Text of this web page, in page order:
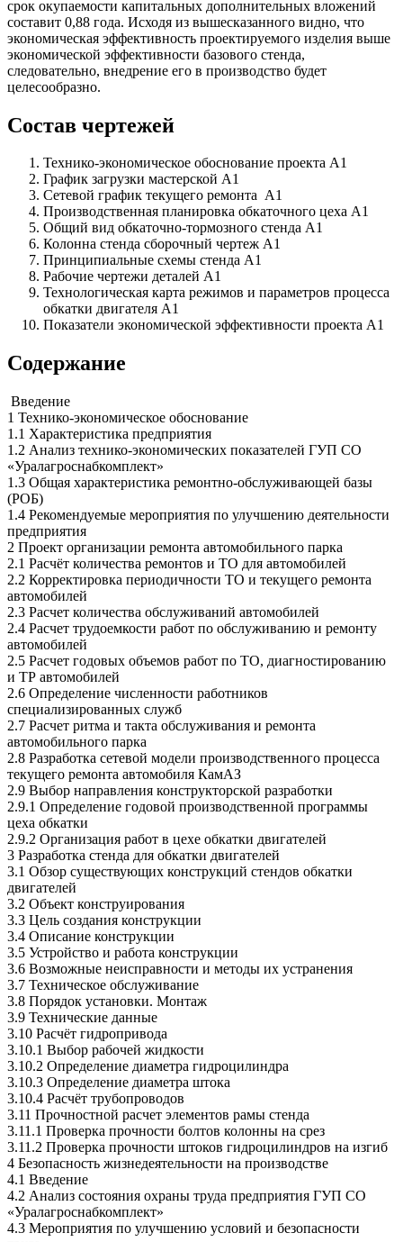
срок окупаемости капитальных дополнительных вложений
составит 0,88 года. Исходя из вышесказанного видно, что
экономическая эффективность проектируемого изделия выше
экономической эффективности базового стенда,
следовательно, внедрение его в производство будет
целесообразно.
Состав чертежей
Технико-экономическое обоснование проекта А1
График загрузки мастерской А1
Сетевой график текущего ремонта А1
Производственная планировка обкаточного цеха А1
Общий вид обкаточно-тормозного стенда А1
Колонна стенда сборочный чертеж А1
Принципиальные схемы стенда А1
Рабочие чертежи деталей А1
Технологическая карта режимов и параметров процесса
обкатки двигателя А1
Показатели экономической эффективности проекта А1
Содержание
Введение
1 Технико-экономическое обоснование
1.1 Характеристика предприятия
1.2 Анализ технико-экономических показателей ГУП СО
«Уралагроснабкомплект»
1.3 Общая характеристика ремонтно-обслуживающей базы
(РОБ)
1.4 Рекомендуемые мероприятия по улучшению деятельности
предприятия
2 Проект организации ремонта автомобильного парка
2.1 Расчёт количества ремонтов и ТО для автомобилей
2.2 Корректировка периодичности ТО и текущего ремонта
автомобилей
2.3 Расчет количества обслуживаний автомобилей
2.4 Расчет трудоемкости работ по обслуживанию и ремонту
автомобилей
2.5 Расчет годовых объемов работ по ТО, диагностированию
и ТР автомобилей
2.6 Определение численности работников
специализированных служб
2.7 Расчет ритма и такта обслуживания и ремонта
автомобильного парка
2.8 Разработка сетевой модели производственного процесса
текущего ремонта автомобиля КамАЗ
2.9 Выбор направления конструкторской разработки
2.9.1 Определение годовой производственной программы
цеха обкатки
2.9.2 Организация работ в цехе обкатки двигателей
3 Разработка стенда для обкатки двигателей
3.1 Обзор существующих конструкций стендов обкатки
двигателей
3.2 Объект конструирования
3.3 Цель создания конструкции
3.4 Описание конструкции
3.5 Устройство и работа конструкции
3.6 Возможные неисправности и методы их устранения
3.7 Техническое обслуживание
3.8 Порядок установки. Монтаж
3.9 Технические данные
3.10 Расчёт гидропривода
3.10.1 Выбор рабочей жидкости
3.10.2 Определение диаметра гидроцилиндра
3.10.3 Определение диаметра штока
3.10.4 Расчёт трубопроводов
3.11 Прочностной расчет элементов рамы стенда
3.11.1 Проверка прочности болтов колонны на срез
3.11.2 Проверка прочности штоков гидроцилиндров на изгиб
4 Безопасность жизнедеятельности на производстве
4.1 Введение
4.2 Анализ состояния охраны труда предприятия ГУП СО
«Уралагроснабкомплект»
4.3 Мероприятия по улучшению условий и безопасности